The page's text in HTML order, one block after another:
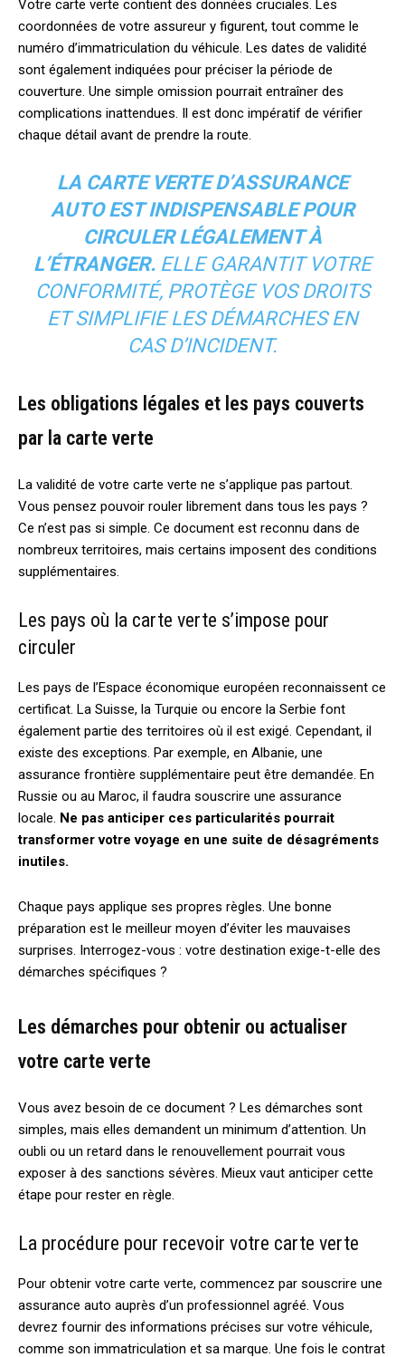
Votre carte verte contient des données cruciales. Les
coordonnées de votre assureur y figurent, tout comme le
numéro d’immatriculation du véhicule. Les dates de validité
sont également indiquées pour préciser la période de
couverture. Une simple omission pourrait entraîner des
complications inattendues. Il est donc impératif de vérifier
chaque détail avant de prendre la route.
LA CARTE VERTE D’ASSURANCE
AUTO EST INDISPENSABLE POUR
CIRCULER LÉGALEMENT À
L’ÉTRANGER. ELLE GARANTIT VOTRE
CONFORMITÉ, PROTÈGE VOS DROITS
ET SIMPLIFIE LES DÉMARCHES EN
CAS D’INCIDENT.
Les obligations légales et les pays couverts
par la carte verte
La validité de votre carte verte ne s’applique pas partout.
Vous pensez pouvoir rouler librement dans tous les pays ?
Ce n’est pas si simple. Ce document est reconnu dans de
nombreux territoires, mais certains imposent des conditions
supplémentaires.
Les pays où la carte verte s’impose pour
circuler
Les pays de l’Espace économique européen reconnaissent ce
certificat. La Suisse, la Turquie ou encore la Serbie font
également partie des territoires où il est exigé. Cependant, il
existe des exceptions. Par exemple, en Albanie, une
assurance frontière supplémentaire peut être demandée. En
Russie ou au Maroc, il faudra souscrire une assurance
locale. Ne pas anticiper ces particularités pourrait
transformer votre voyage en une suite de désagréments
inutiles.
Chaque pays applique ses propres règles. Une bonne
préparation est le meilleur moyen d’éviter les mauvaises
surprises. Interrogez-vous : votre destination exige-t-elle des
démarches spécifiques ?
Les démarches pour obtenir ou actualiser
votre carte verte
Vous avez besoin de ce document ? Les démarches sont
simples, mais elles demandent un minimum d’attention. Un
oubli ou un retard dans le renouvellement pourrait vous
exposer à des sanctions sévères. Mieux vaut anticiper cette
étape pour rester en règle.
La procédure pour recevoir votre carte verte
Pour obtenir votre carte verte, commencez par souscrire une
assurance auto auprès d’un professionnel agréé. Vous
devrez fournir des informations précises sur votre véhicule,
comme son immatriculation et sa marque. Une fois le contrat